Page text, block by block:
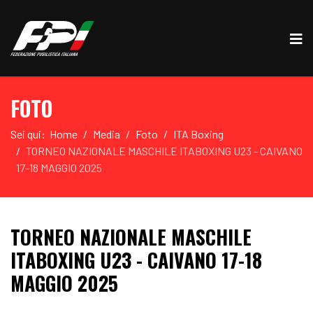
FOTO
Sei qui: Home Media Foto
ITA Boxing
TORNEO NAZIONALE MASCHILE ITABOXING U23 - CAIVANO
17-18 MAGGIO 2025
TORNEO NAZIONALE MASCHILE
ITABOXING U23 - CAIVANO 17-18
MAGGIO 2025